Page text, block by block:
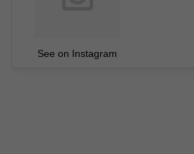
See on Instagram